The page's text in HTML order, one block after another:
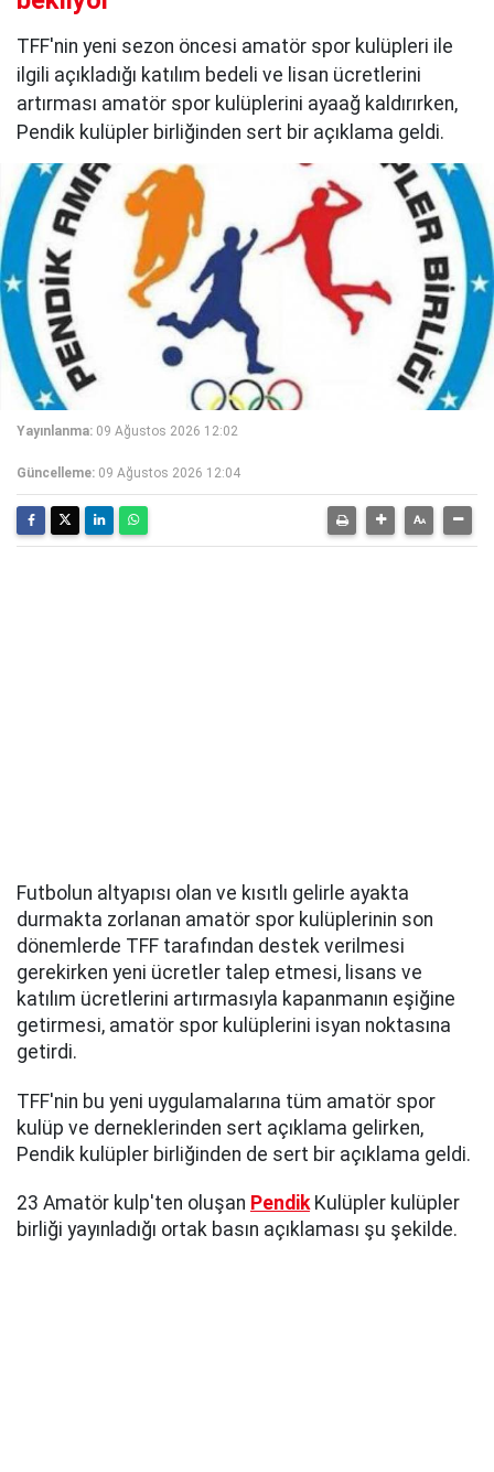
TFF'nin yeni sezon öncesi amatör spor kulüpleri ile
ilgili açıkladığı katılım bedeli ve lisan ücretlerini
artırması amatör spor kulüplerini ayaağ kaldırırken,
Pendik kulüpler birliğinden sert bir açıklama geldi.
Yayınlanma: 09 Ağustos 2026 12:02
Güncelleme: 09 Ağustos 2026 12:04
Futbolun altyapısı olan ve kısıtlı gelirle ayakta
durmakta zorlanan amatör spor kulüplerinin son
dönemlerde TFF tarafından destek verilmesi
gerekirken yeni ücretler talep etmesi, lisans ve
katılım ücretlerini artırmasıyla kapanmanın eşiğine
getirmesi, amatör spor kulüplerini isyan noktasına
getirdi.
TFF'nin bu yeni uygulamalarına tüm amatör spor
kulüp ve derneklerinden sert açıklama gelirken,
Pendik kulüpler birliğinden de sert bir açıklama geldi.
23 Amatör kulp'ten oluşan PendikKulüpler kulüpler
birliği yayınladığı ortak basın açıklaması şu şekilde.